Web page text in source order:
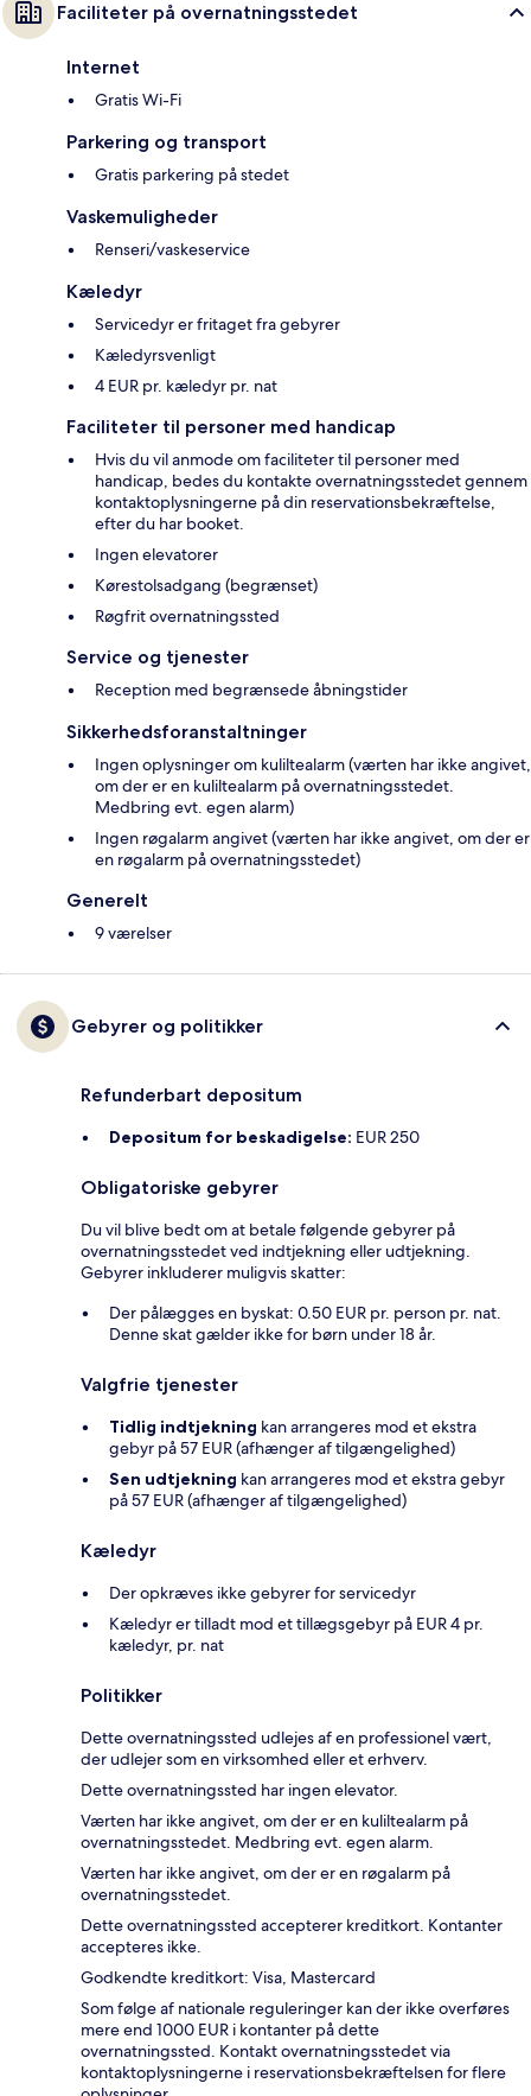
Faciliteter på overnatningsstedet
Internet
Gratis Wi-Fi
Parkering og transport
Gratis parkering på stedet
Vaskemuligheder
Renseri/vaskeservice
Kæledyr
Servicedyr er fritaget fra gebyrer
Kæledyrsvenligt
4 EUR pr. kæledyr pr. nat
Faciliteter til personer med handicap
Hvis du vil anmode om faciliteter til personer med
handicap, bedes du kontakte overnatningsstedet gennem
kontaktoplysningerne på din reservationsbekræftelse,
efter du har booket.
Ingen elevatorer
Kørestolsadgang (begrænset)
Røgfrit overnatningssted
Service og tjenester
Reception med begrænsede åbningstider
Sikkerhedsforanstaltninger
Ingen oplysninger om kuliltealarm (værten har ikke angivet,
om der er en kuliltealarm på overnatningsstedet.
Medbring evt. egen alarm)
Ingen røgalarm angivet (værten har ikke angivet, om der er
en røgalarm på overnatningsstedet)
Generelt
9 værelser
Gebyrer og politikker
Refunderbart depositum
Depositum for beskadigelse: EUR 250
Obligatoriske gebyrer
Du vil blive bedt om at betale følgende gebyrer på
overnatningsstedet ved indtjekning eller udtjekning.
Gebyrer inkluderer muligvis skatter:
Der pålægges en byskat: 0.50 EUR pr. person pr. nat.
Denne skat gælder ikke for børn under 18 år.
Valgfrie tjenester
Tidlig indtjekning kan arrangeres mod et ekstra
gebyr på 57 EUR (afhænger af tilgængelighed)
Sen udtjekning kan arrangeres mod et ekstra gebyr
på 57 EUR (afhænger af tilgængelighed)
Kæledyr
Der opkræves ikke gebyrer for servicedyr
Kæledyr er tilladt mod et tillægsgebyr på EUR 4 pr.
kæledyr, pr. nat
Politikker
Dette overnatningssted udlejes af en professionel vært,
der udlejer som en virksomhed eller et erhverv.
Dette overnatningssted har ingen elevator.
Værten har ikke angivet, om der er en kuliltealarm på
overnatningsstedet. Medbring evt. egen alarm.
Værten har ikke angivet, om der er en røgalarm på
overnatningsstedet.
Dette overnatningssted accepterer kreditkort. Kontanter
accepteres ikke.
Godkendte kreditkort: Visa, Mastercard
Som følge af nationale reguleringer kan der ikke overføres
mere end 1000 EUR i kontanter på dette
overnatningssted. Kontakt overnatningsstedet via
kontaktoplysningerne i reservationsbekræftelsen for flere